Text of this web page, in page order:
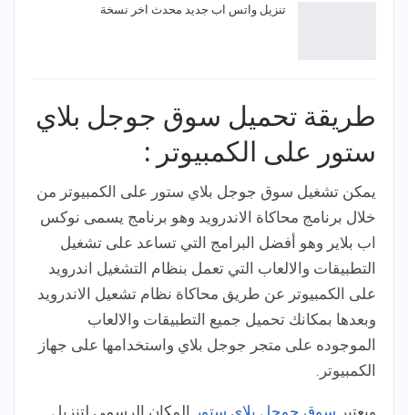
تنزيل واتس اب جديد محدث اخر نسخة
طريقة تحميل سوق جوجل بلاي
ستور على الكمبيوتر :
يمكن تشغيل سوق جوجل بلاي ستور على الكمبيوتر من
خلال برنامج محاكاة الاندرويد وهو برنامج يسمى نوكس
اب بلاير وهو أفضل البرامج التي تساعد على تشغيل
التطبيقات والالعاب التي تعمل بنظام التشغيل اندرويد
على الكمبيوتر عن طريق محاكاة نظام تشعيل الاندرويد
وبعدها بمكانك تحميل جميع التطبيقات والالعاب
الموجوده على متجر جوجل بلاي واستخدامها على جهاز
الكمبيوتر.